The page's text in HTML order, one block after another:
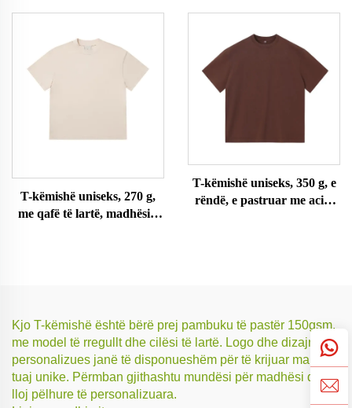
T-këmishë uniseks, 270 g,
me qafë të lartë, madhësi e
T-këmishë uniseks, 350 g, e
rëndë, e pastruar me acid,
Kjo T-këmishë është bërë prej pambuku të pastër 150gsm,
me model të rregullt dhe cilësi të lartë. Logo dhe dizajne
personalizues janë të disponueshëm për të krijuar markën
tuaj unike. Përmban gjithashtu mundësi për madhësi dhe
lloj pëlhure të personalizuara.